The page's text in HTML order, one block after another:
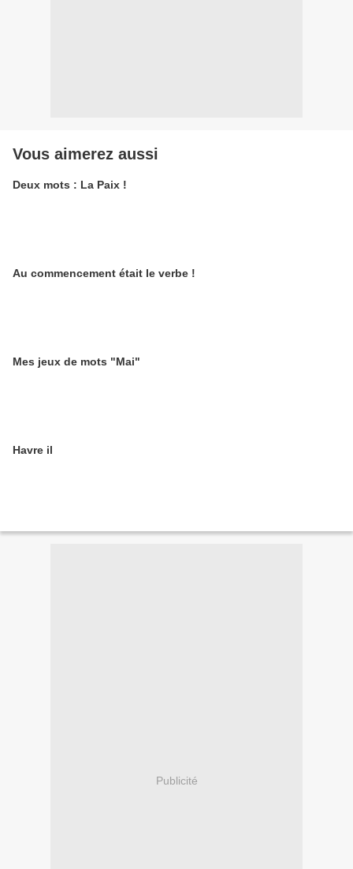
Vous aimerez aussi
Deux mots : La Paix !
Au commencement était le verbe !
Mes jeux de mots "Mai"
Havre il
Publicité